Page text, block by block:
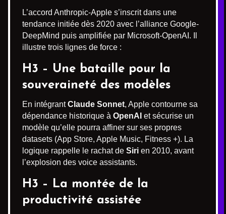
L’accord Anthropic-Apple s’inscrit dans une
tendance initiée dès 2020 avec l’alliance Google-
DeepMind puis amplifiée par Microsoft-OpenAI. Il
illustre trois lignes de force :
H3 – Une bataille pour la
souveraineté des modèles
En intégrantClaude Sonnet, Apple contourne sa
dépendance historique à OpenAI et sécurise un
modèle qu’elle pourra affiner sur ses propres
datasets (App Store, Apple Music, Fitness +). La
logique rappelle le rachat de Siri en 2010, avant
l’explosion des voice assistants.
H3 – La montée de la
productivité assistée